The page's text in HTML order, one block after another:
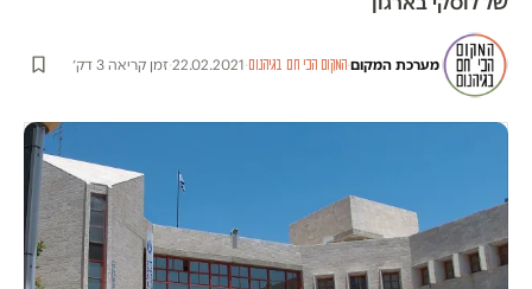
מערכת המקום·המקום הכי חם בגיהנום·
22.02.2021
·זמן קריאה 3 דק׳